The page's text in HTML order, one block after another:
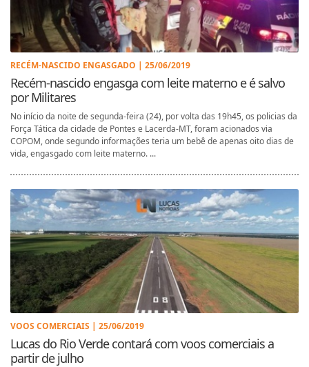
RECÉM-NASCIDO ENGASGADO | 25/06/2019
Recém-nascido engasga com leite materno e é salvo
por Militares
No início da noite de segunda-feira (24), por volta das 19h45, os policias da
Força Tática da cidade de Pontes e Lacerda-MT, foram acionados via
COPOM, onde segundo informações teria um bebê de apenas oito dias de
vida, engasgado com leite materno. ...
VOOS COMERCIAIS | 25/06/2019
Lucas do Rio Verde contará com voos comerciais a
partir de julho